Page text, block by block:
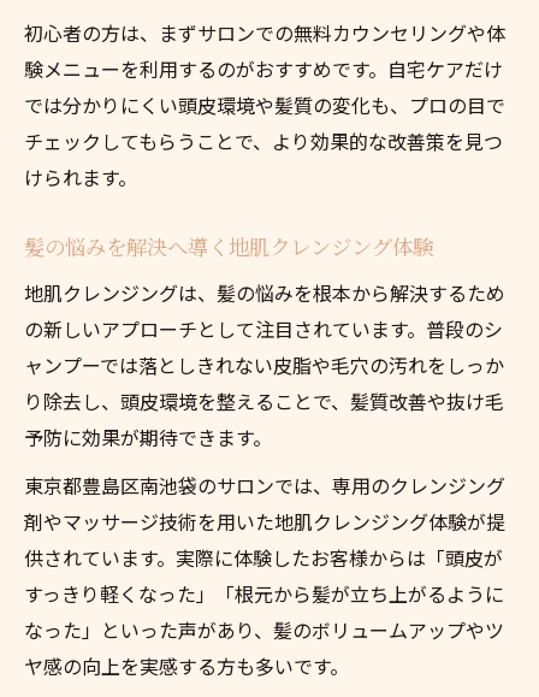
初心者の方は、まずサロンでの無料カウンセリングや体
験メニューを利用するのがおすすめです。自宅ケアだけ
では分かりにくい頭皮環境や髪質の変化も、プロの目で
チェックしてもらうことで、より効果的な改善策を見つ
けられます。
髪の悩みを解決へ導く地肌クレンジング体験
地肌クレンジングは、髪の悩みを根本から解決するため
の新しいアプローチとして注目されています。普段のシ
ャンプーでは落としきれない皮脂や毛穴の汚れをしっか
り除去し、頭皮環境を整えることで、髪質改善や抜け毛
予防に効果が期待できます。
東京都豊島区南池袋のサロンでは、専用のクレンジング
剤やマッサージ技術を用いた地肌クレンジング体験が提
供されています。実際に体験したお客様からは「頭皮が
すっきり軽くなった」「根元から髪が立ち上がるように
なった」といった声があり、髪のボリュームアップやツ
ヤ感の向上を実感する方も多いです。